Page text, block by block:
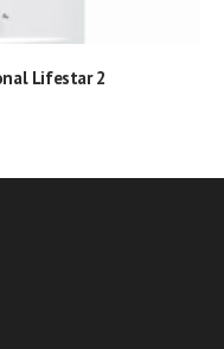
Lifestar 2